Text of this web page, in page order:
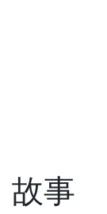
故事